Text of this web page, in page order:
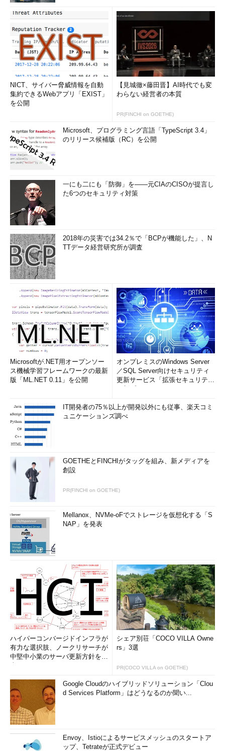
NICT、サイバー脅威情報を自動
集約できるWebアプリ「EXIST」
を公開
【見城徹×藤田晋】AI時代でも変
わらない経営者の本質
PR(FINCHI on GOETHE)
Microsoft、プログラミング言語「TypeScript 3.4」
のリリース候補版（RC）を公開
一にも二にも「防御」を――元CIAのCISOが提言し
た6つのセキュリティ対策
2018年の災害では34.2％で「BCPが機能した」、N
TTデータ経営研究所が調査
Microsoftが.NET用オープンソー
ス機械学習フレームワークの最新
版「ML.NET 0.11」を公開
オンプレミスのWindows Server
／SQL Server向けセキュリティ
更新サービス「拡張セキュリティ
IT開発者の75％以上が開発以外にも従事、楽天コミ
ュニケーションズ調べ
GOETHEとFINCHIがタッグを組み、新メディアを
創設
PR(FINCHI on GOETHE)
Mellanox、NVMe-oFでストレージを仮想化する「S
NAP」を発表
ハイパーコンバージドインフラが
有力な選択肢、ノークリサーチが
中堅中小業のサーバ更新方針を調
シェア別荘「COCO VILLA Owne
rs」3選
PR(COCO VILLA on GOETHE)
Google Cloudのハイブリッドソリューション「Clou
d Services Platform」はどうなるのか聞い...
Envoy、Istioによるサービスメッシュのスタートア
ップ、Tetrateが正式デビュー